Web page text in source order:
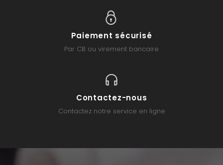
Paiement sécurisé
Par CB ou virement bancaire
Contactez-nous
Contactez notre service en ligne